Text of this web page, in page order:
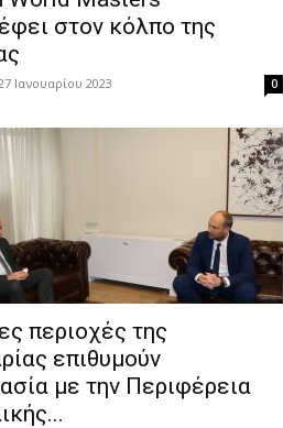
στον κόλπο της
Ιανουαρίου 2023 0
περιοχές της
επιθυμούν
με την Περιφέρεια